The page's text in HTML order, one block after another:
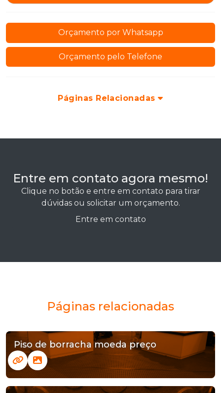
Orçamento por Whatsapp
Orçamento pelo Telefone
Páginas Relacionadas
Entre em contato agora mesmo!
Clique no botão e entre em contato para tirar
dúvidas ou solicitar um orçamento.
Entre em contato
Páginas relacionadas
Piso de borracha moeda preço